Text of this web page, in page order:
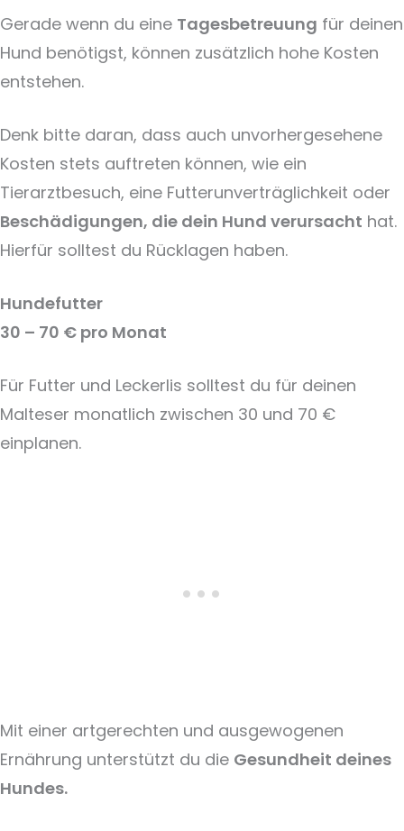
Gerade wenn du eine Tagesbetreuung für deinen
Hund benötigst, können zusätzlich hohe Kosten
entstehen.
Denk bitte daran, dass auch unvorhergesehene
Kosten stets auftreten können, wie ein
Tierarztbesuch, eine Futterunverträglichkeit oder
Beschädigungen, die dein Hund verursacht hat.
Hierfür solltest du Rücklagen haben.
Hundefutter
30 – 70 € pro Monat
Für Futter und Leckerlis solltest du für deinen
Malteser monatlich zwischen 30 und 70 €
einplanen.
Mit einer artgerechten und ausgewogenen
Ernährung unterstützt du die Gesundheit deines
Hundes.